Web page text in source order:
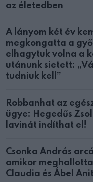
az életedben
A lányom két év
megkongatta a
elhagytuk volna a
utánunk sietett:
tudniuk kell”
Robbanhat az
ügye: Hegedűs
lavinát indíthat el!
Csonka András
amikor
Claudia és Ábel